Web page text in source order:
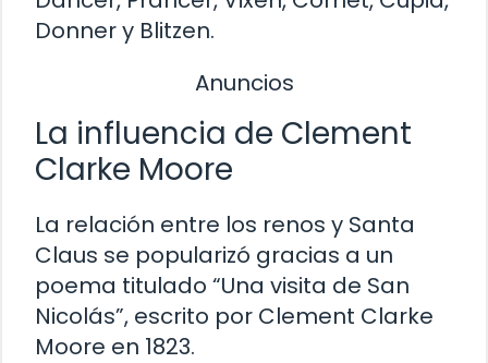
Donner y Blitzen.
Anuncios
La influencia de Clement
Clarke Moore
La relación entre los renos y Santa
Claus se popularizó gracias a un
poema titulado “Una visita de San
Nicolás”, escrito por Clement Clarke
Moore en 1823.